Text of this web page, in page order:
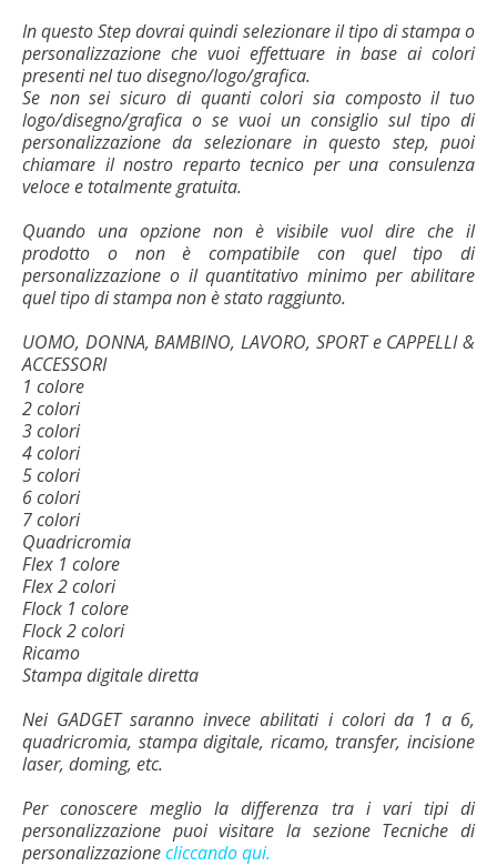
In questo Step dovrai quindi selezionare il tipo di stampa o
personalizzazione che vuoi effettuare in base ai colori
presenti nel tuo disegno/logo/grafica.
Se non sei sicuro di quanti colori sia composto il tuo
logo/disegno/grafica o se vuoi un consiglio sul tipo di
personalizzazione da selezionare in questo step, puoi
chiamare il nostro reparto tecnico per una consulenza
veloce e totalmente gratuita.
Quando una opzione non è visibile vuol dire che il
prodotto o non è compatibile con quel tipo di
personalizzazione o il quantitativo minimo per abilitare
quel tipo di stampa non è stato raggiunto.
UOMO, DONNA, BAMBINO, LAVORO, SPORT e CAPPELLI &
ACCESSORI
1 colore
2 colori
3 colori
4 colori
5 colori
6 colori
7 colori
Quadricromia
Flex 1 colore
Flex 2 colori
Flock 1 colore
Flock 2 colori
Ricamo
Stampa digitale diretta
Nei GADGET saranno invece abilitati i colori da 1 a 6,
quadricromia, stampa digitale, ricamo, transfer, incisione
laser, doming, etc.
Per conoscere meglio la differenza tra i vari tipi di
personalizzazione puoi visitare la sezione Tecniche di
personalizzazionecliccando qui.